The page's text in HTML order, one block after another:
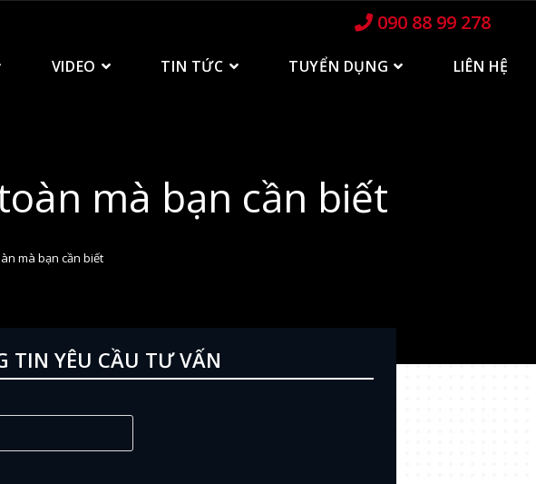
090 88 99 278
VIDEO TIN TỨC TUYỂN DỤNG LIÊN HỆ
mà bạn cần biết
mà bạn cần biết
TIN YÊU CẦU TƯ VẤN